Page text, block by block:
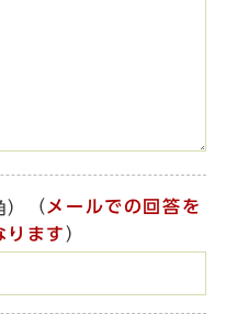
（ メールでの回答を
ります ）